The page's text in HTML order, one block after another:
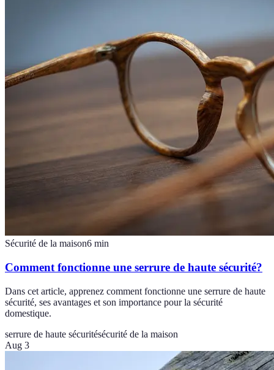
Sécurité de la maison6 min
Comment fonctionne une serrure de haute sécurité?
Dans cet article, apprenez comment fonctionne une serrure de haute
sécurité, ses avantages et son importance pour la sécurité
domestique.
serrure de haute sécuritésécurité de la maison
Aug 3